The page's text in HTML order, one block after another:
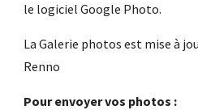
le logiciel Google Photo.
La Galerie photos est mise à
Renno
Pour envoyer vos photos :